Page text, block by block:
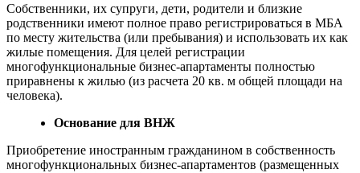
Собственники, их супруги, дети, родители и близкие
родственники имеют полное право регистрироваться в МБА
по месту жительства (или пребывания) и использовать их как
жилые помещения. Для целей регистрации
многофункциональные бизнес-апартаменты полностью
приравнены к жилью (из расчета 20 кв. м общей площади на
человека).
Основание для ВНЖ
Приобретение иностранным гражданином в собственность
многофункциональных бизнес-апартаментов (размещенных